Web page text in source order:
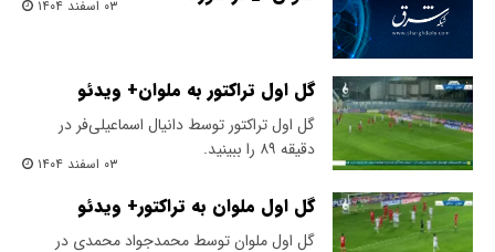
۰۳ اسفند ۱۴۰۴
گل اول تراکتور به ملوان+ ویدئو
گل اول تراکتور توسط دانیال اسماعیلی‌فر در
دقیقه ۸۹ را ببینید.
۰۳ اسفند ۱۴۰۴
گل اول ملوان به تراکتور+ ویدئو
گل اول ملوان توسط محمدجواد محمدی در